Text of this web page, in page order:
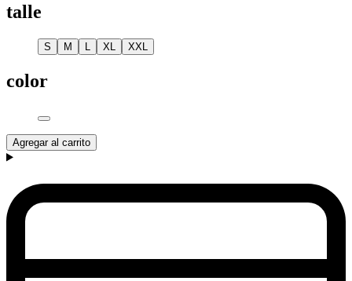
talle
S M XL XXL
color
Agregar al carrito